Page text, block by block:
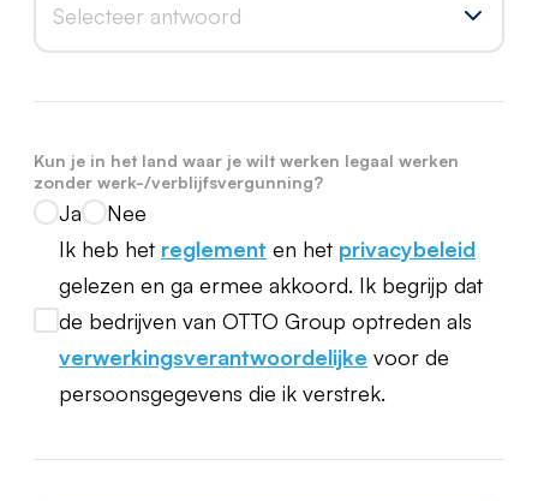
Selecteer antwoord
Kun je in het land waar je wilt werken legaal werken
zonder werk-/verblijfsvergunning?
Ja
Nee
Ik heb het reglement en het privacybeleid
gelezen en ga ermee akkoord. Ik begrijp dat
de bedrijven van OTTO Group optreden als
verwerkingsverantwoordelijke voor de
persoonsgegevens die ik verstrek.